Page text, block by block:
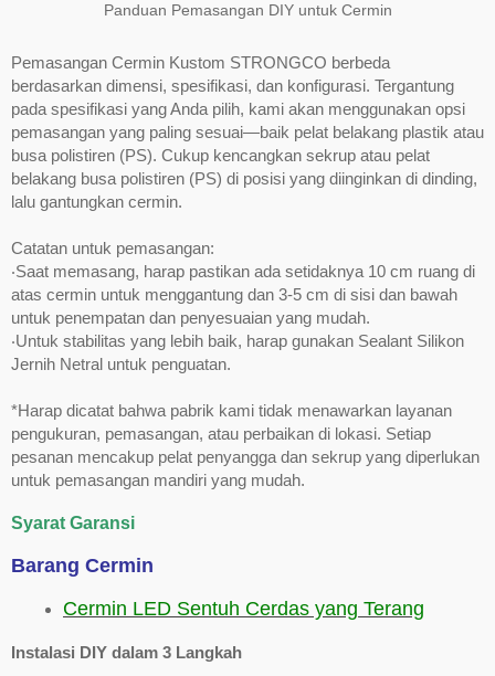
Panduan Pemasangan DIY untuk Cermin
Pemasangan Cermin Kustom STRONGCO berbeda
berdasarkan dimensi, spesifikasi, dan konfigurasi. Tergantung
pada spesifikasi yang Anda pilih, kami akan menggunakan opsi
pemasangan yang paling sesuai—baik pelat belakang plastik atau
busa polistiren (PS). Cukup kencangkan sekrup atau pelat
belakang busa polistiren (PS) di posisi yang diinginkan di dinding,
lalu gantungkan cermin.
Catatan untuk pemasangan:
‧Saat memasang, harap pastikan ada setidaknya 10 cm ruang di
atas cermin untuk menggantung dan 3-5 cm di sisi dan bawah
untuk penempatan dan penyesuaian yang mudah.
‧Untuk stabilitas yang lebih baik, harap gunakan Sealant Silikon
Jernih Netral untuk penguatan.
*Harap dicatat bahwa pabrik kami tidak menawarkan layanan
pengukuran, pemasangan, atau perbaikan di lokasi. Setiap
pesanan mencakup pelat penyangga dan sekrup yang diperlukan
untuk pemasangan mandiri yang mudah.
Syarat Garansi
Barang Cermin
Cermin LED Sentuh Cerdas yang Terang
Instalasi DIY dalam 3 Langkah